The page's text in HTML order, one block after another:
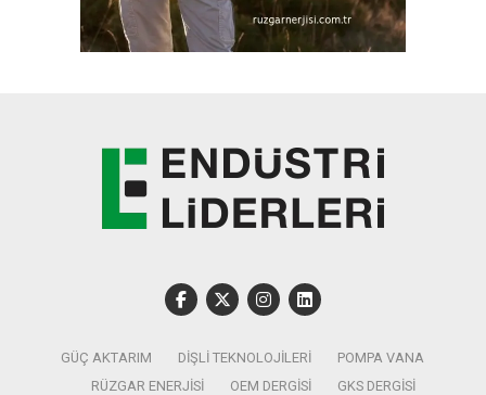
GÜÇ AKTARIM DIŞLI TEKNOLOJILERI
POMPA VANA
RÜZGAR ENERJISI
OEM DERGISI GKS DERGISI